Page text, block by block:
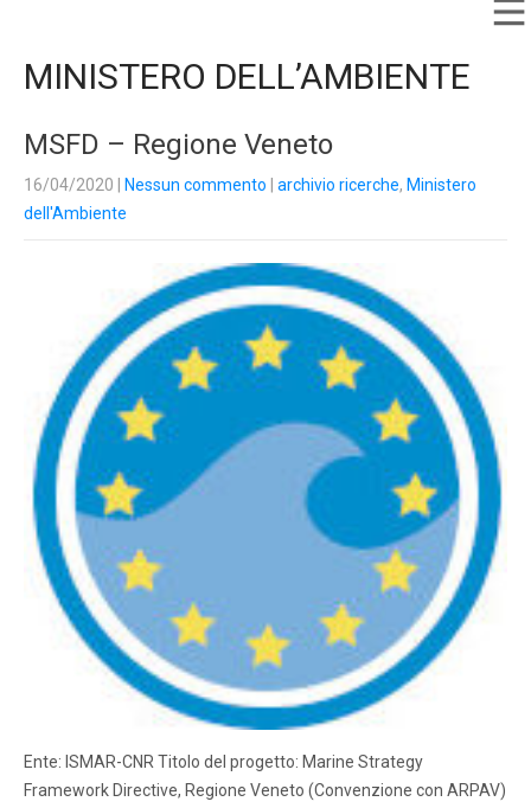
MINISTERO DELL’AMBIENTE
MSFD – Regione Veneto
16/04/2020 Nessun commento archivio ricerche, Ministero
dell'Ambiente
Ente: ISMAR-CNR Titolo del progetto: Marine Strategy
Framework Directive, Regione Veneto (Convenzione con ARPAV)